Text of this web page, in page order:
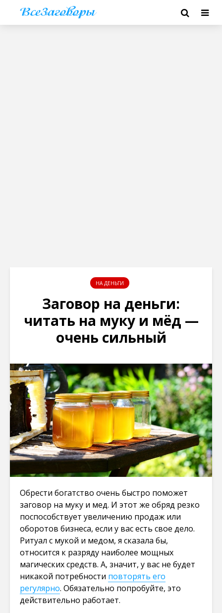
НА ДЕНЬГИ
Заговор на деньги:
читать на муку и мёд —
очень сильный
Обрести богатство очень быстро поможет
заговор на муку и мед. И этот же обряд резко
поспособствует увеличению продаж или
оборотов бизнеса, если у вас есть свое дело.
Ритуал с мукой и медом, я сказала бы,
относится к разряду наиболее мощных
магических средств. А, значит, у вас не будет
никакой потребности повторять его
регулярно. Обязательно попробуйте, это
действительно работает.